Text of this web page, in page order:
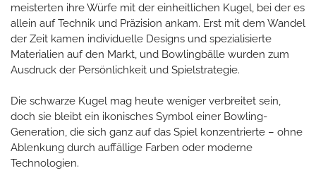
meisterten ihre Würfe mit der einheitlichen Kugel, bei der es
allein auf Technik und Präzision ankam. Erst mit dem Wandel
der Zeit kamen individuelle Designs und spezialisierte
Materialien auf den Markt, und Bowlingbälle wurden zum
Ausdruck der Persönlichkeit und Spielstrategie.
Die schwarze Kugel mag heute weniger verbreitet sein,
doch sie bleibt ein ikonisches Symbol einer Bowling-
Generation, die sich ganz auf das Spiel konzentrierte – ohne
Ablenkung durch auffällige Farben oder moderne
Technologien.